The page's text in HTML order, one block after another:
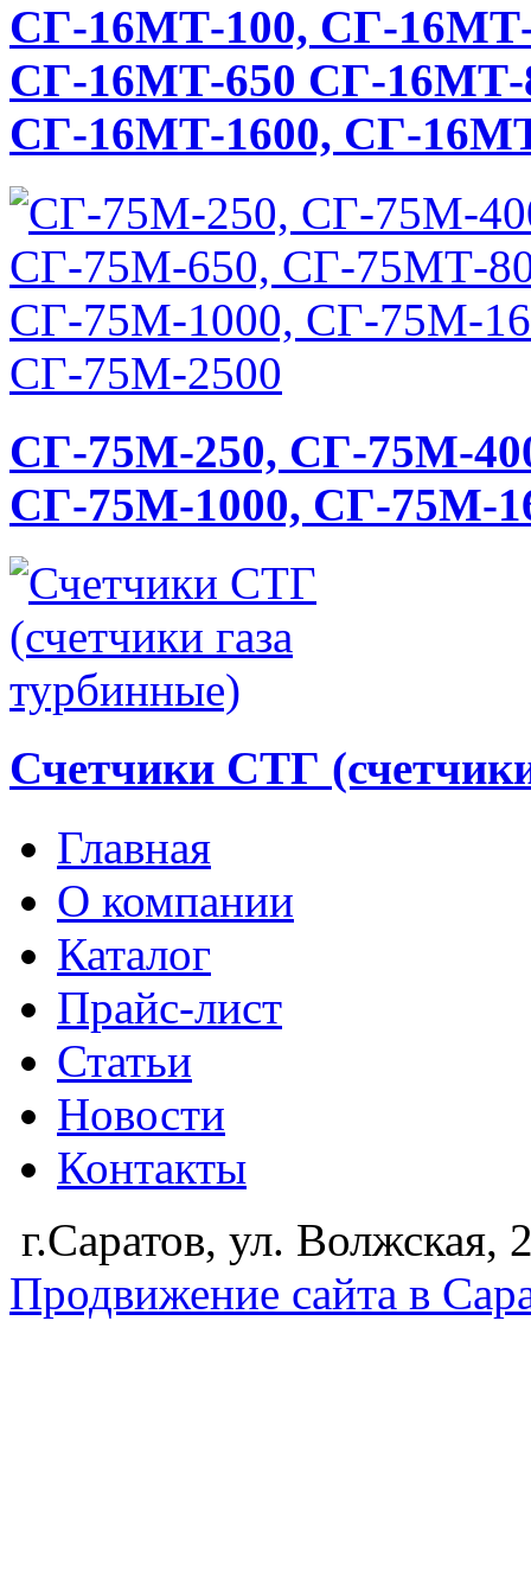
СГ-16МТ-100, СГ-
СГ-16МТ-650 СГ-16МТ-
СГ-16МТ-1600, СГ-
СГ-75М-250, СГ-75М-
СГ-75М-1000, СГ-75М-
Счетчики СТГ
Главная
О компании
Каталог
Прайс-лист
Статьи
Новости
Контакты
г.Саратов, ул.
Продвижение сайта в